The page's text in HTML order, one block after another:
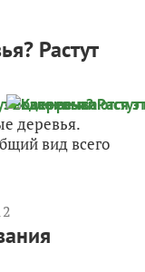
Растут
деревья.
вид всего